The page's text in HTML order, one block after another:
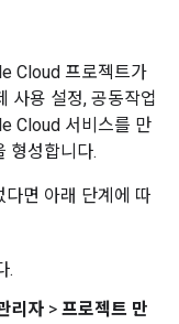
Cloud 프로젝트가
사용 설정, 공동작업
Cloud 서비스를 만
형성합니다.
면 아래 단계에 따
.
리자 > 프로젝트 만